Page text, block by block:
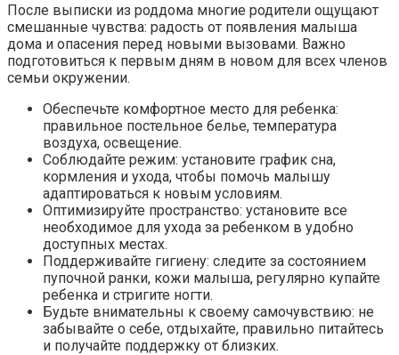
После выписки из роддома многие родители ощущают
смешанные чувства: радость от появления малыша
дома и опасения перед новыми вызовами. Важно
подготовиться к первым дням в новом для всех членов
семьи окружении.
Обеспечьте комфортное место для ребенка:
правильное постельное белье, температура
воздуха, освещение.
Соблюдайте режим: установите график сна,
кормления и ухода, чтобы помочь малышу
адаптироваться к новым условиям.
Оптимизируйте пространство: установите все
необходимое для ухода за ребенком в удобно
доступных местах.
Поддерживайте гигиену: следите за состоянием
пупочной ранки, кожи малыша, регулярно купайте
ребенка и стригите ногти.
Будьте внимательны к своему самочувствию: не
забывайте о себе, отдыхайте, правильно питайтесь
и получайте поддержку от близких.